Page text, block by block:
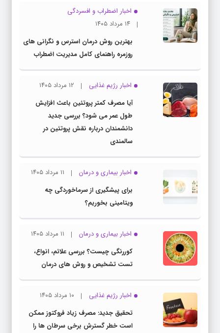
اخبار اضطراب و افسردگی
۱۴ مرداد ۱۴۰۵
بهترین روش درمان استرس و نگرانی های
روزمره راهنمای کامل مدیریت اضطراب
اخبار رژیم غذایی
۱۲ مرداد ۱۴۰۵
آیا مصرف کمتر پروتئین باعث افزایش
طول عمر می شود؟ بررسی جدید
دانشمندان درباره نقش پروتئین در
سالمندی
اخبار بیماری و درمان
۱۱ مرداد ۱۴۰۵
برای پیشگیری از سرماخوردگی چه
ویتامینی بخوریم؟
اخبار بیماری و درمان
۱۱ مرداد ۱۴۰۵
کوررنگی چیست؟ بررسی علائم، انواع،
تست تشخیص و روش های درمان
اخبار رژیم غذایی
۱۰ مرداد ۱۴۰۵
تحقیق جدید: مصرف زیاد فروکتوز ممکن
است خطر گسترش برخی سرطان ها را